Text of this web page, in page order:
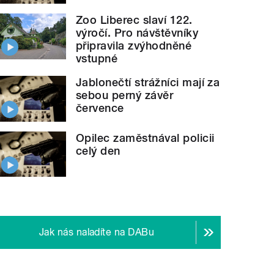
Zoo Liberec slaví 122.
výročí. Pro návštěvníky
připravila zvýhodněné
vstupné
Jablonečtí strážníci mají za
sebou perný závěr
července
Opilec zaměstnával policii
celý den
Jak nás naladíte na DABu